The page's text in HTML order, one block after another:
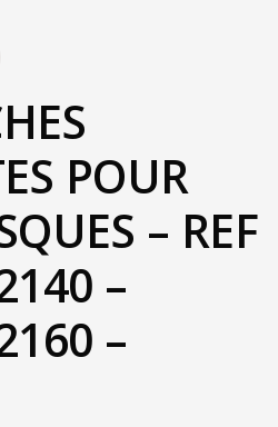
POUR
– REF
–
–